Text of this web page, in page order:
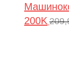
200K